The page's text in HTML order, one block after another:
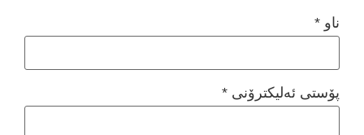
ناو *
پۆستی ئەلیکترۆنی *